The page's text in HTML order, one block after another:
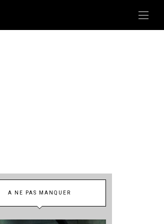
A NE PAS MANQUER